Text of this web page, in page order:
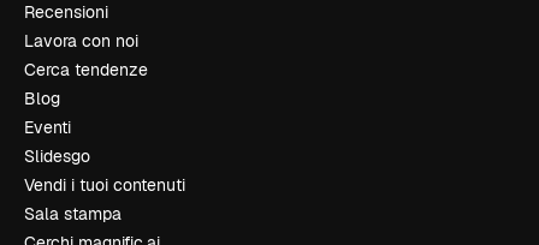
Recensioni
Lavora con noi
Cerca tendenze
Blog
Eventi
Slidesgo
Vendi i tuoi contenuti
Sala stampa